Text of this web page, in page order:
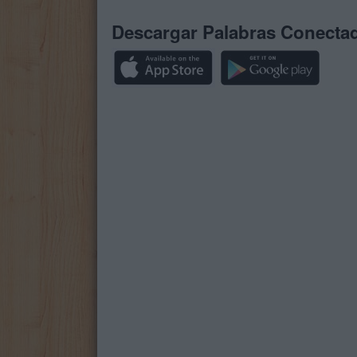
Descargar Palabras